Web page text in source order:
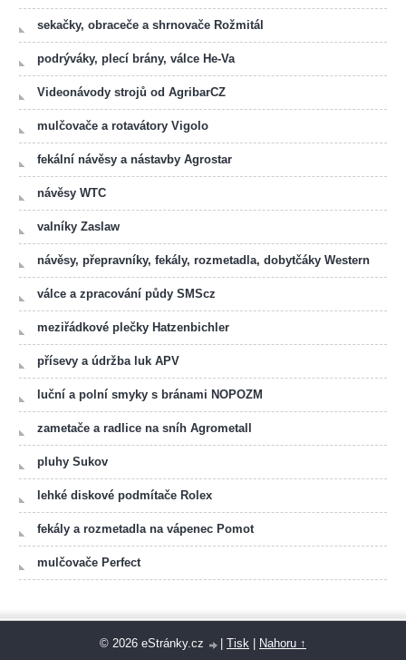
sekačky, obraceče a shrnovače Rožmitál
podrýváky, plecí brány, válce He-Va
Videonávody strojů od AgribarCZ
mulčovače a rotavátory Vigolo
fekální návěsy a nástavby Agrostar
návěsy WTC
valníky Zaslaw
návěsy, přepravníky, fekály, rozmetadla, dobytčáky Western
válce a zpracování půdy SMScz
meziřádkové plečky Hatzenbichler
přísevy a údržba luk APV
luční a polní smyky s bránami NOPOZM
zametače a radlice na sníh Agrometall
pluhy Sukov
lehké diskové podmítače Rolex
fekály a rozmetadla na vápenec Pomot
mulčovače Perfect
© 2026 eStránky.cz Tisk Nahoru ↑